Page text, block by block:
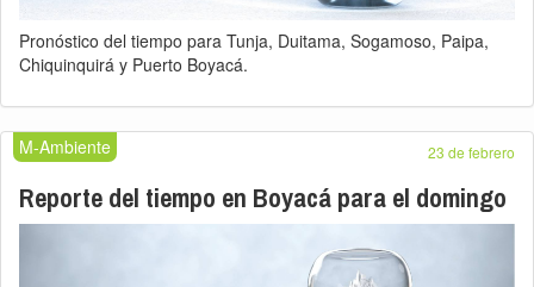
Pronóstico del tiempo para Tunja, Duitama, Sogamoso, Paipa,
Chiquinquirá y Puerto Boyacá.
M-Ambiente 23 de febrero
Reporte del tiempo en Boyacá para el domingo